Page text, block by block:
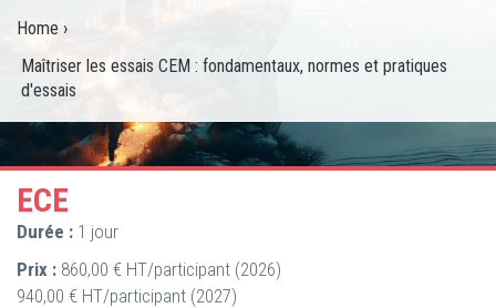
Home ›
Maîtriser les essais CEM : fondamentaux, normes et pratiques
d'essais
ECE
Durée : 1 jour
Prix : 860,00 € HT/participant (2026)
940,00 € HT/participant (2027)